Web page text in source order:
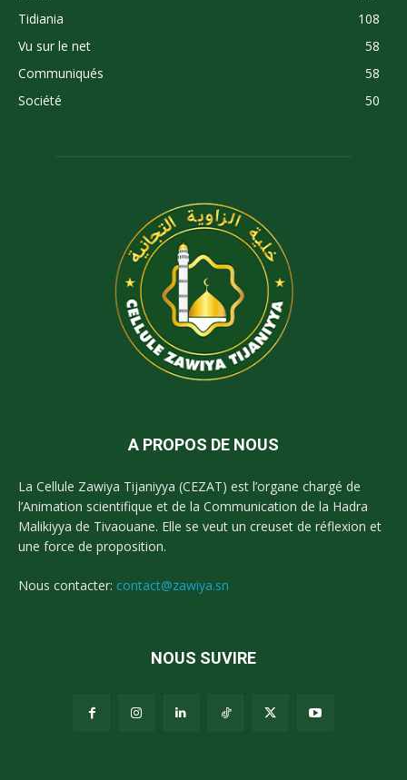
Tidiania
108
Vu sur le net
58
Communiqués
58
Société
50
A PROPOS DE NOUS
La Cellule Zawiya Tijaniyya (CEZAT) est l’organe chargé de
l’Animation scientifique et de la Communication de la Hadra
Malikiyya de Tivaouane. Elle se veut un creuset de réflexion et
une force de proposition.
Nous contacter: contact@zawiya.sn
NOUS SUVIRE